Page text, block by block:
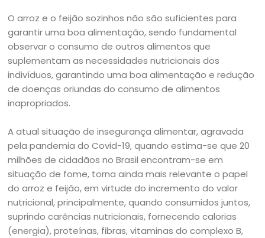
O arroz e o feijão sozinhos não são suficientes para
garantir uma boa alimentação, sendo fundamental
observar o consumo de outros alimentos que
suplementam as necessidades nutricionais dos
indivíduos, garantindo uma boa alimentação e redução
de doenças oriundas do consumo de alimentos
inapropriados.
A atual situação de insegurança alimentar, agravada
pela pandemia do Covid-19, quando estima-se que 20
milhões de cidadãos no Brasil encontram-se em
situação de fome, torna ainda mais relevante o papel
do arroz e feijão, em virtude do incremento do valor
nutricional, principalmente, quando consumidos juntos,
suprindo carências nutricionais, fornecendo calorias
(energia), proteínas, fibras, vitaminas do complexo B,